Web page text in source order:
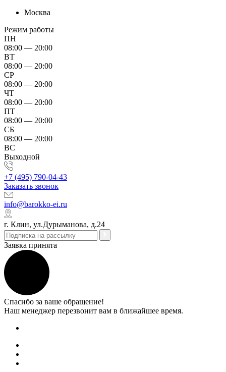
Москва
Режим работы
ПН
08:00 — 20:00
ВТ
08:00 — 20:00
СР
08:00 — 20:00
ЧТ
08:00 — 20:00
ПТ
08:00 — 20:00
СБ
08:00 — 20:00
ВС
Выходной
+7 (495) 790-04-43
Заказать звонок
info@barokko-ei.ru
г. Клин, ул.Дурыманова, д.24
Заявка принята
Спасибо за ваше обращение!
Наш менеджер перезвонит вам в ближайшее время.